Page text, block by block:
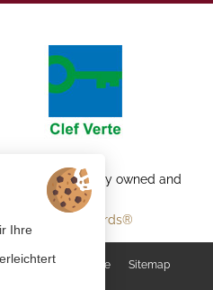
is independently owned and
Western Rewards®
Rechtliche Hinweise
Sitemap
Ihre